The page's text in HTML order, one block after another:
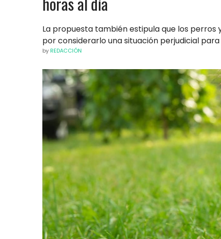
La propuesta también estipula que los
por considerarlo una situación perjudicial
by REDACCIÓN